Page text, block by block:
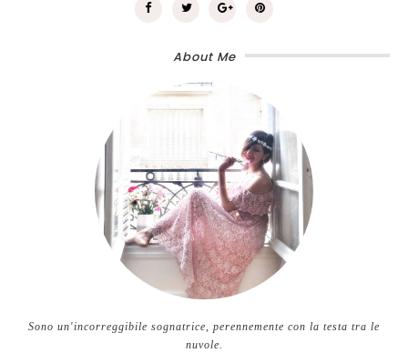
About Me
Sono un'incorreggibile sognatrice, perennemente con la testa tra le
nuvole.